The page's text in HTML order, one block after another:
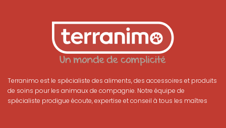
Terranimo est le spécialiste des aliments, des accessoires et produits
de soins pour les animaux de compagnie. Notre équipe de
spécialiste prodigue écoute, expertise et conseil à tous les maîtres